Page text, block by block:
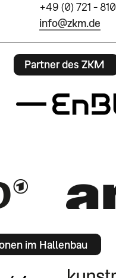
+49 (0) 721 -
info@zkm.de
Partner des ZKM
im Hallenbau